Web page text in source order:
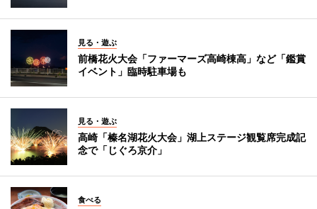
見る・遊ぶ
前橋花火大会「ファーマーズ高崎棟高」など「鑑賞
イベント」臨時駐車場も
見る・遊ぶ
高崎「榛名湖花火大会」湖上ステージ観覧席完成記
念で「じぐろ京介」
食べる